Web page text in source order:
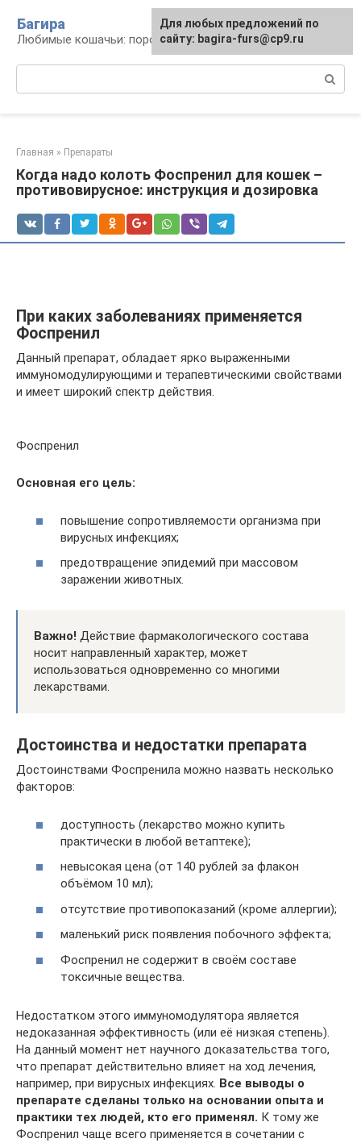
контенту
Багира
Любимые кошачьи: породы, содержание, уход
Главная » Препараты
Когда надо колоть Фоспренил для кошек –
противовирусное: инструкция и дозировка
При каких заболеваниях применяется
Фоспренил
Данный препарат, обладает ярко выраженными
иммуномодулирующими и терапевтическими свойствами
и имеет широкий спектр действия.
Фоспренил
Основная его цель:
повышение сопротивляемости организма при
вирусных инфекциях;
предотвращение эпидемий при массовом
заражении животных.
Важно! Действие фармакологического состава
носит направленный характер, может
использоваться одновременно со многими
лекарствами.
Достоинства и недостатки препарата
Достоинствами Фоспренила можно назвать несколько
факторов:
доступность (лекарство можно купить
практически в любой ветаптеке);
невысокая цена (от 140 рублей за флакон
объёмом 10 мл);
отсутствие противопоказаний (кроме аллергии);
маленький риск появления побочного эффекта;
Фоспренил не содержит в своём составе
токсичные вещества.
Недостатком этого иммуномодулятора является
недоказанная эффективность (или её низкая степень).
На данный момент нет научного доказательства того,
что препарат действительно влияет на ход лечения,
например, при вирусных инфекциях. Все выводы о
препарате сделаны только на основании опыта и
практики тех людей, кто его применял. К тому же
Фоспренил чаще всего применяется в сочетании с
Для любых предложений по
сайту: bagira-furs@cp9.ru